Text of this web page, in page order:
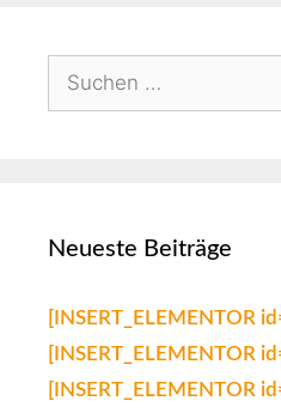
Neueste Beiträge
[INSERT_ELEMENTOR
[INSERT_ELEMENTOR
[INSERT_ELEMENTOR